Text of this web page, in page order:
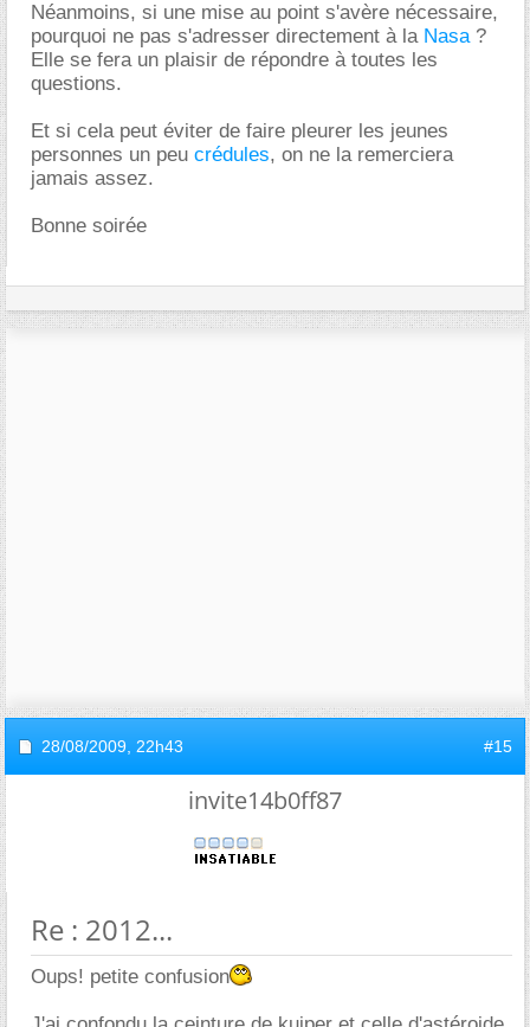
Néanmoins, si une mise au point s'avère nécessaire,
pourquoi ne pas s'adresser directement à la Nasa?
Elle se fera un plaisir de répondre à toutes les
questions.
Et si cela peut éviter de faire pleurer les jeunes
personnes un peu crédules, on ne la remerciera
jamais assez.
Bonne soirée
28/08/2009, 22h43 #15
invite14b0ff87
Re : 2012...
Oups! petite confusion